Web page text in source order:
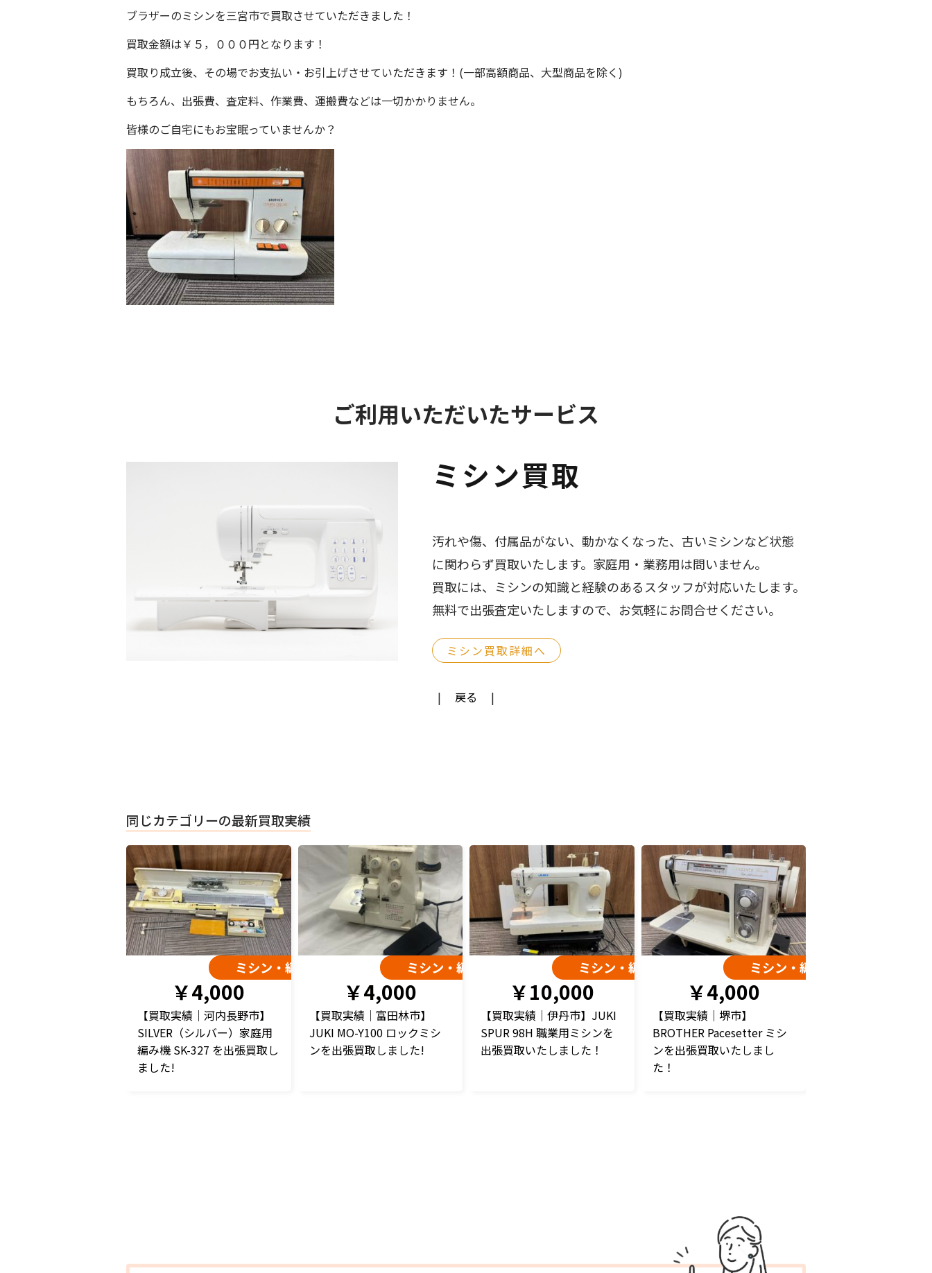
ブラザーのミシンを三宮市で買取させていただきました！
買取金額は￥５，０００円となります！
買取り成立後、その場でお支払い・お引上げさせていただきます！(一部高額商品、大型商品を除く)
もちろん、出張費、査定料、作業費、運搬費などは一切かかりません。
皆様のご自宅にもお宝眠っていませんか？
ご利用いただいたサービス
ミシン買取
汚れや傷、付属品がない、動かなくなった、古いミシンなど状態
に関わらず買取いたします。家庭用・業務用は問いません。
買取には、ミシンの知識と経験のあるスタッフが対応いたします。
無料で出張査定いたしますので、お気軽にお問合せください。
ミシン買取詳細へ
戻る
同じカテゴリーの最新買取実績
ミシン・編み機
￥4,000
【買取実績｜河内長野市】
SILVER（シルバー）家庭用
編み機 SK-327 を出張買取し
ました!
ミシン・編み機
￥4,000
【買取実績｜富田林市】
JUKI MO-Y100 ロックミシ
ンを出張買取しました!
ミシン・編み機
￥10,000
【買取実績｜伊丹市】JUKI
SPUR 98H 職業用ミシンを
出張買取いたしました！
ミシン・編み機
￥4,000
【買取実績｜堺市】
BROTHER Pacesetter ミシ
ンを出張買取いたしまし
た！